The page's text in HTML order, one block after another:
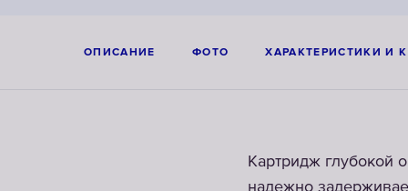
ОПИСАНИЕ ФОТО ХАРАКТЕРИСТИКИ И
Картридж глубокой
надежно